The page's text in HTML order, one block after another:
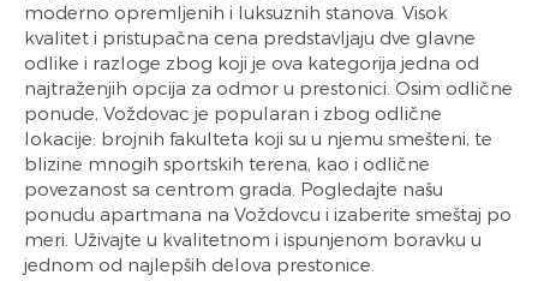
moderno opremljenih i luksuznih stanova. Visok
kvalitet i pristupačna cena predstavljaju dve glavne
odlike i razloge zbog koji je ova kategorija jedna od
najtraženjih opcija za odmor u prestonici. Osim odlične
ponude, Voždovac je popularan i zbog odlične
lokacije: brojnih fakulteta koji su u njemu smešteni, te
blizine mnogih sportskih terena, kao i odlične
povezanost sa centrom grada. Pogledajte našu
ponudu apartmana na Voždovcu i izaberite smeštaj po
meri. Uživajte u kvalitetnom i ispunjenom boravku u
jednom od najlepših delova prestonice.